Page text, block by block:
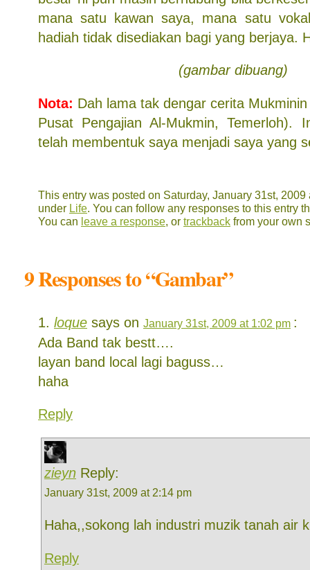
mana satu kawan saya, mana satu
hadiah tidak disediakan bagi yang berjaya.
(gambar dibuang)
Nota: Dah lama tak dengar cerita
Pusat Pengajian Al-Mukmin, Temerloh).
telah membentuk saya menjadi saya yang
This entry was posted on Saturday, January 31st,
under Life. You can follow any responses to this entry
You can leave a response, or trackback from your own
9 Responses to “Gambar”
loque says on January 31st, 2009 at 1:02 pm :
Ada Band tak bestt….
layan band local lagi baguss…
haha
Reply
zieyn Reply:
January 31st, 2009 at 2:14 pm
Haha,,sokong lah industri muzik tanah air
Reply